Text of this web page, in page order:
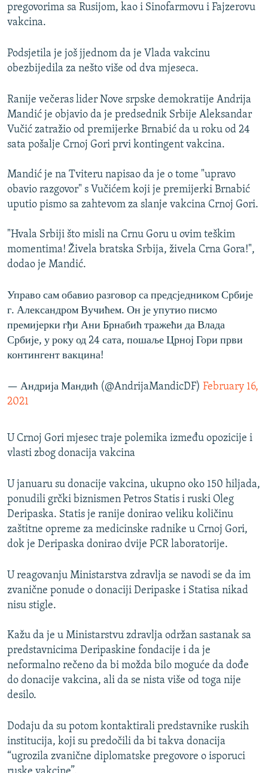
pregovorima sa Rusijom, kao i Sinofarmovu i Fajzerovu
vakcina.
Podsjetila je još jjednom da je Vlada vakcinu
obezbijedila za nešto više od dva mjeseca.
Ranije večeras lider Nove srpske demokratije Andrija
Mandić je objavio da je predsednik Srbije Aleksandar
Vučić zatražio od premijerke Brnabić da u roku od 24
sata pošalje Crnoj Gori prvi kontingent vakcina.
Mandić je na Tviteru napisao da je o tome "upravo
obavio razgovor" s Vučićem koji je premijerki Brnabić
uputio pismo sa zahtevom za slanje vakcina Crnoj Gori.
"Hvala Srbiji što misli na Crnu Goru u ovim teškim
momentima! Živela bratska Srbija, živela Crna Gora!",
dodao je Mandić.
Управо сам обавио разговор са предсједником Србије
г. Александром Вучићем. Он је упутио писмо
премијерки гђи Ани Брнабић тражећи да Влада
Србије, у року од 24 сата, пошаље Црној Гори први
контингент вакцина!
— Андрија Мандић (@AndrijaMandicDF) February 16,
2021
U Crnoj Gori mjesec traje polemika između opozicije i
vlasti zbog donacija vakcina
U januaru su donacije vakcina, ukupno oko 150 hiljada,
ponudili grčki biznismen Petros Statis i ruski Oleg
Deripaska. Statis je ranije donirao veliku količinu
zaštitne opreme za medicinske radnike u Crnoj Gori,
dok je Deripaska donirao dvije PCR laboratorije.
U reagovanju Ministarstva zdravlja se navodi se da im
zvanične ponude o donaciji Deripaske i Statisa nikad
nisu stigle.
Kažu da je u Ministarstvu zdravlja održan sastanak sa
predstavnicima Deripaskine fondacije i da je
neformalno rečeno da bi možda bilo moguće da dođe
do donacije vakcina, ali da se nista više od toga nije
desilo.
Dodaju da su potom kontaktirali predstavnike ruskih
institucija, koji su predočili da bi takva donacija
“ugrozila zvanične diplomatske pregovore o isporuci